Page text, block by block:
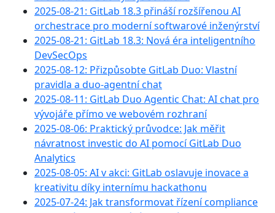
2025-08-21: GitLab 18.3 přináší rozšířenou AI
orchestrace pro moderní softwarové inženýrství
2025-08-21: GitLab 18.3: Nová éra inteligentního
DevSecOps
2025-08-12: Přizpůsobte GitLab Duo: Vlastní
pravidla a duo-agentní chat
2025-08-11: GitLab Duo Agentic Chat: AI chat pro
vývojáře přímo ve webovém rozhraní
2025-08-06: Praktický průvodce: Jak měřit
návratnost investic do AI pomocí GitLab Duo
Analytics
2025-08-05: AI v akci: GitLab oslavuje inovace a
kreativitu díky internímu hackathonu
2025-07-24: Jak transformovat řízení compliance